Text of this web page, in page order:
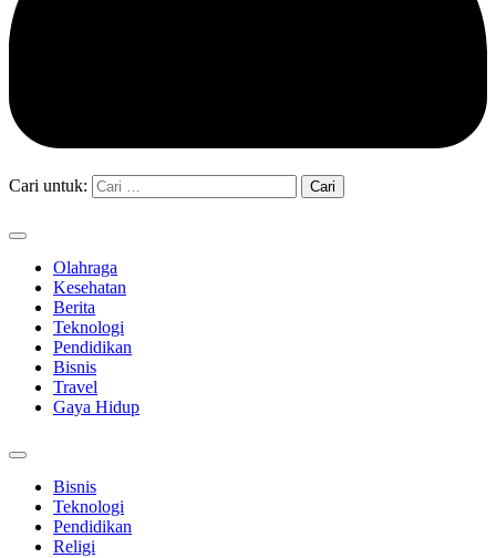
Cari untuk:
Olahraga
Kesehatan
Berita
Teknologi
Pendidikan
Bisnis
Travel
Gaya Hidup
Bisnis
Teknologi
Pendidikan
Religi